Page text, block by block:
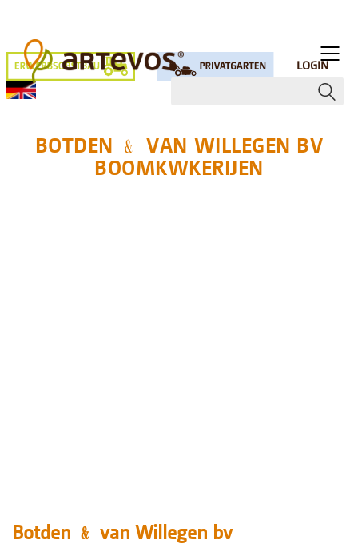
LOGIN
BOTDEN ﹠ VAN WILLEGEN BV
BOOMKWKERIJEN
Botden ﹠ van Willegen bv